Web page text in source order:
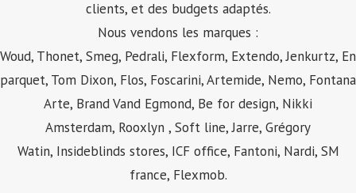
clients, et des budgets adaptés.
Nous vendons les marques :
Woud, Thonet, Smeg, Pedrali, Flexform, Extendo, Jenkurtz,
parquet, Tom Dixon, Flos, Foscarini, Artemide, Nemo, Fontana
Arte, Brand Vand Egmond, Be for design, Nikki
Amsterdam, Rooxlyn , Soft line, Jarre, Grégory
Watin, Insideblinds stores, ICF office, Fantoni, Nardi, SM
france, Flexmob.